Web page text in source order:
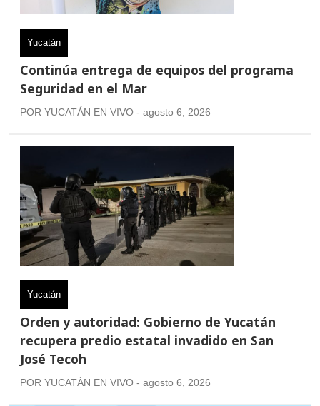
Yucatán
Continúa entrega de equipos del programa
Seguridad en el Mar
POR YUCATÁN EN VIVO - agosto 6, 2026
Yucatán
Orden y autoridad: Gobierno de Yucatán
recupera predio estatal invadido en San
José Tecoh
POR YUCATÁN EN VIVO - agosto 6, 2026